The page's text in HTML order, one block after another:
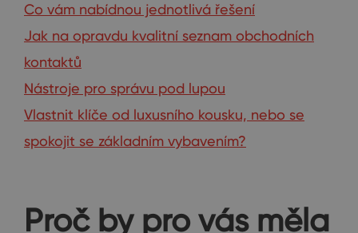
Co vám nabídnou jednotlivá řešení
Jak na opravdu kvalitní seznam obchodních
kontaktů
Nástroje pro správu pod lupou
Vlastnit klíče od luxusního kousku, nebo se
spokojit se základním vybavením?
Proč by pro vás měla